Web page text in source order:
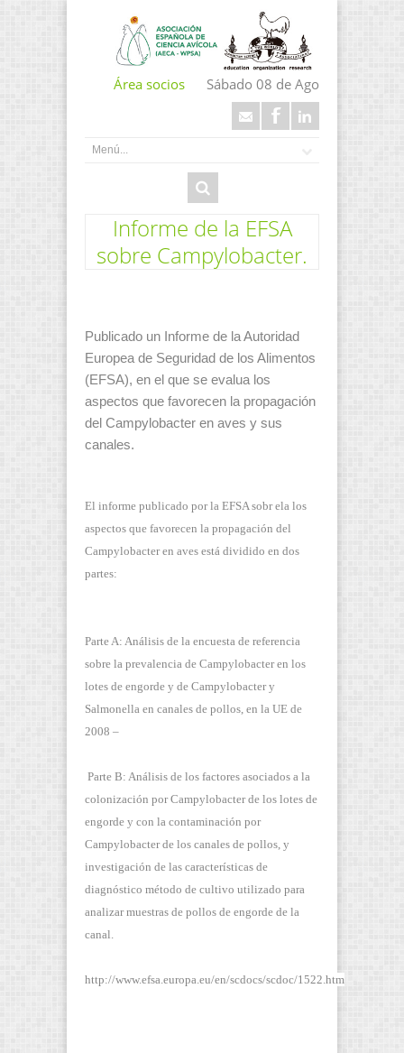
Área socios Sábado 08 de Ago
Informe de la EFSA
sobre Campylobacter.
Publicado un Informe de la Autoridad
Europea de Seguridad de los Alimentos
(EFSA), en el que se evalua los
aspectos que favorecen la propagación
del Campylobacter en aves y sus
canales.
El informe publicado por la EFSA sobr ela los
aspectos que favorecen la propagación del
Campylobacter en aves está dividido en dos
partes:
Parte A: Análisis de la encuesta de referencia
sobre la prevalencia de Campylobacter en los
lotes de engorde y de Campylobacter y
Salmonella en canales de pollos, en la UE de
2008 –
Parte B: Análisis de los factores asociados a la
colonización por Campylobacter de los lotes de
engorde y con la contaminación por
Campylobacter de los canales de pollos, y
investigación de las características de
diagnóstico método de cultivo utilizado para
analizar muestras de pollos de engorde de la
canal.
http://www.efsa.europa.eu/en/scdocs/scdoc/1522.htm